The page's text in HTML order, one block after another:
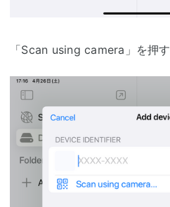
「Scan using camera」を押す